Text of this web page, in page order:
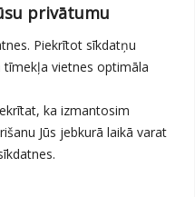
privātumu
Piekrītot sīkdatņu
vietnes optimāla
ka izmantosim
Jūs jebkurā laikā varat